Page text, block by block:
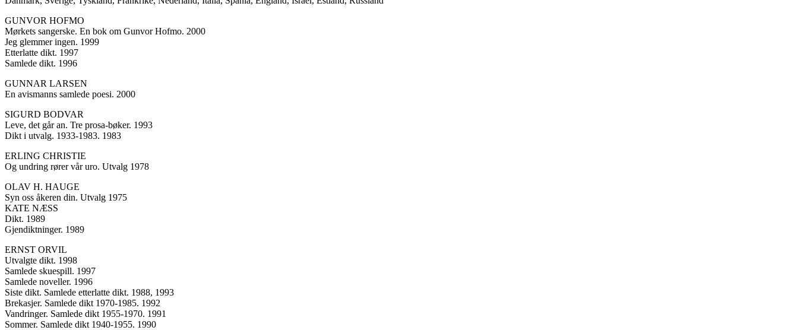
GUNVOR HOFMO
Mørkets sangerske. En bok om Gunvor Hofmo. 2000
Jeg glemmer ingen. 1999
Etterlatte dikt. 1997
Samlede dikt. 1996
GUNNAR LARSEN
En avismanns samlede poesi. 2000
SIGURD BODVAR
Leve, det går an. Tre prosa-bøker. 1993
Dikt i utvalg. 1933-1983. 1983
ERLING CHRISTIE
Og undring rører vår uro. Utvalg 1978
OLAV H. HAUGE
Syn oss åkeren din. Utvalg 1975
KATE NÆSS
Dikt. 1989
Gjendiktninger. 1989
ERNST ORVIL
Utvalgte dikt. 1998
Samlede skuespill. 1997
Samlede noveller. 1996
Siste dikt. Samlede etterlatte dikt. 1988, 1993
Brekasjer. Samlede dikt 1970-1985. 1992
Vandringer. Samlede dikt 1955-1970. 1991
Sommer. Samlede dikt 1940-1955. 1990